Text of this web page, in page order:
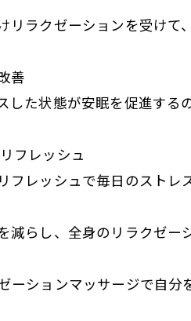
リラクゼーションを受けて
善
した状態が安眠を促進する
フレッシュ
フレッシュで毎日のストレ
減らし、全身のリラクゼー
ーションマッサージで自分